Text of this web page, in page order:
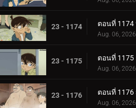
23 - 1174
Aug. 06, 2026
23 - 1175
Aug. 06, 2026
23 - 1176
Aug. 06, 2026